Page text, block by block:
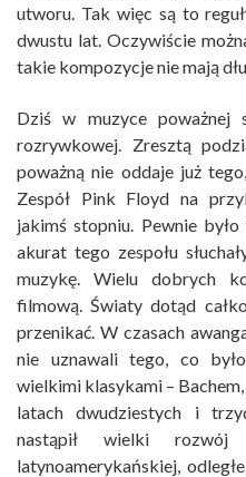
utworu. Tak więc są to
dwustu lat. Oczywiście
takie kompozycje nie mają
Dziś w muzyce poważnej
rozrywkowej. Zresztą
poważną nie oddaje już
Zespół Pink Floyd na
jakimś stopniu. Pewnie
akurat tego zespołu
muzykę. Wielu dobrych
filmową. Światy dotąd
przenikać. W czasach
nie uznawali tego, co
wielkimi klasykami –
latach dwudziestych i
nastąpił wielki rozwój
latynoamerykańskiej,